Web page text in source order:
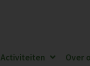
Activiteiten Over